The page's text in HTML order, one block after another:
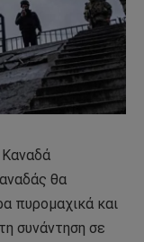
θα
πυρομαχικά και
συνάντηση σε